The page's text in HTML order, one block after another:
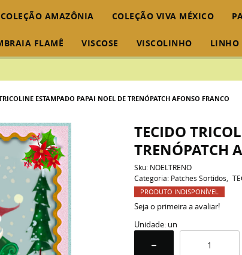
COLEÇÃO AMAZÔNIA COLEÇÃO VIVA MÉXICO
FLAMÊ VISCOSE VISCOLINHO LINHO
ESTAMPADO PAPAI NOEL DE TRENÓPATCH AFONSO FRANCO
TECIDO
TRENÓPATCH
Sku: NOELTRENO
Categoria: Patches Sortidos
PRODUTO INDISPONÍVEL
Seja o primeira a avaliar!
Unidade: un